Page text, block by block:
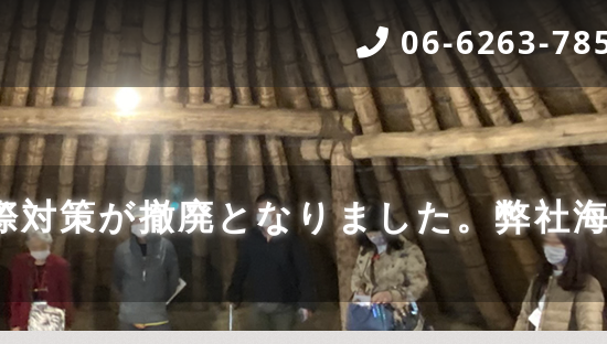
06-6263-
策が撤廃となりました。弊社